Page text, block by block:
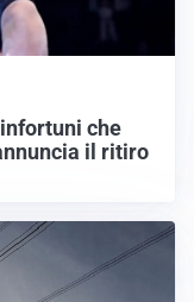
che
il ritiro